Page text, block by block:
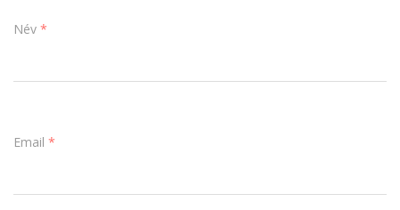
Név *
Email *